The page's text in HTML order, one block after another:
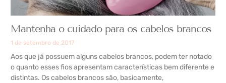
Mantenha o cuidado para os cabelos brancos
1 de setembro de 2017
Aos que já possuem alguns cabelos brancos, podem ter notado
o quanto esses fios apresentam características bem diferente e
distintas. Os cabelos brancos são, basicamente,